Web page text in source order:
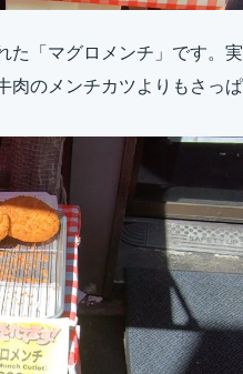
た「マグロメンチ」です。実
肉のメンチカツよりもさっぱ